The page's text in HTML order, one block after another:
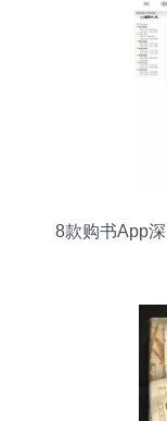
8款购书App